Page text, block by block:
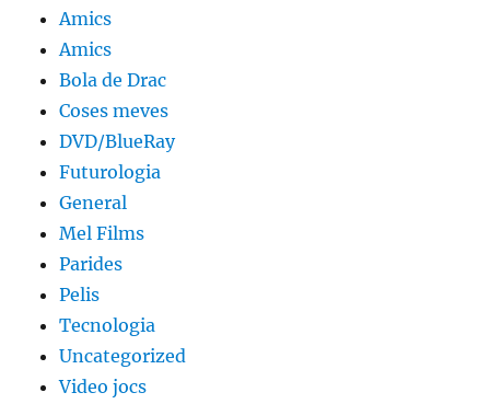
Amics
Amics
Bola de Drac
Coses meves
DVD/BlueRay
Futurologia
General
Mel Films
Parides
Pelis
Tecnologia
Uncategorized
Video jocs